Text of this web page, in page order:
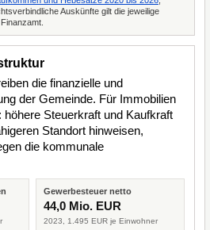
Auskünfte gilt die jeweilige
die finanzielle und
der Gemeinde. Für Immobilien
Steuerkraft und Kaufkraft
Standort hinweisen,
die kommunale
Gewerbesteuer netto
44,0 Mio. EUR
2023, 1.495 EUR je Einwohner